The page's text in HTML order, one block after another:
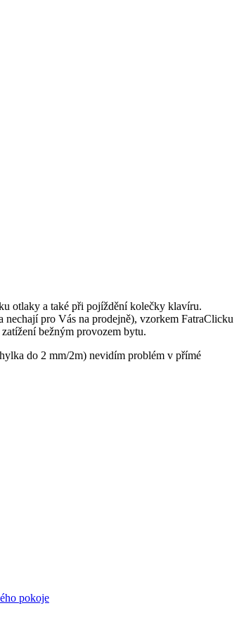
otlaky a také při pojíždění kolečky klavíru.
pro Vás na prodejně), vzorkem FatraClicku
bežným provozem bytu.
do 2 mm/2m) nevidím problém v přímé
pokoje